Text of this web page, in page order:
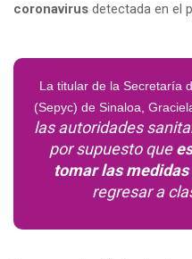
coronavirus detectada en el
La titular de la Secretaría
(Sepyc) de Sinaloa,
las autoridades
por supuesto que
tomar las
regresar a